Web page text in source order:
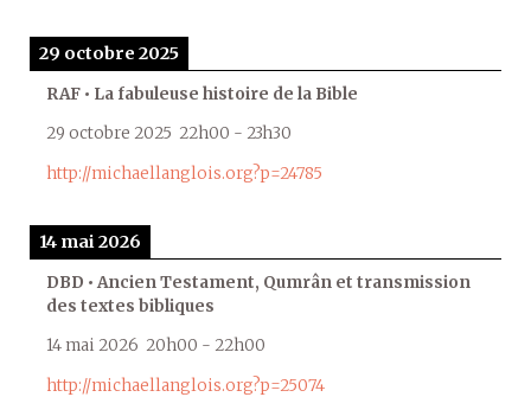
29 octobre 2025
RAF • La fabuleuse histoire de la Bible
29 octobre 2025 22h00 - 23h30
http://michaellanglois.org?p=24785
14 mai 2026
DBD • Ancien Testament, Qumrân et transmission
des textes bibliques
14 mai 2026 20h00 - 22h00
http://michaellanglois.org?p=25074